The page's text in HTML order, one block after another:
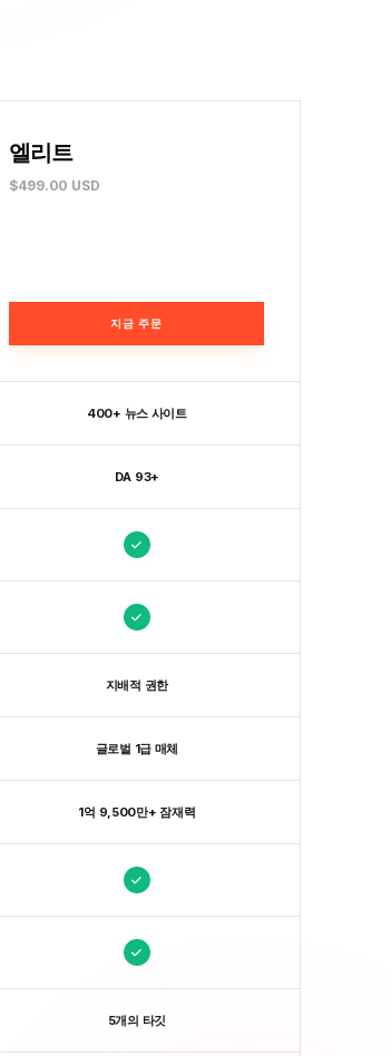
엘리트
$499.00 USD
지금 주문
400+ 뉴스 사이트
DA 93+
지배적 권한
글로벌 1급 매체
1억 9,500만+ 잠재력
5개의 타깃